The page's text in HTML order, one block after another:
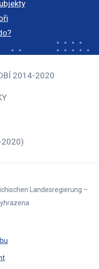
2014-2020
2020)
Landesregierung –